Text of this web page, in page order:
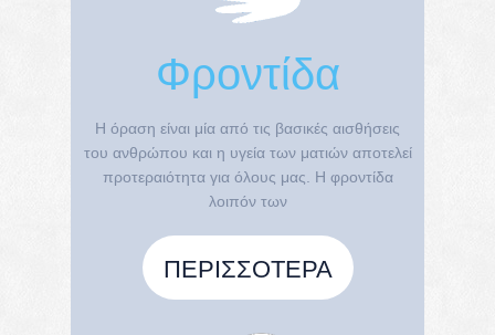
Φροντίδα
Η όραση είναι μία από τις βασικές αισθήσεις
του ανθρώπου και η υγεία των ματιών αποτελεί
προτεραιότητα για όλους μας. Η φροντίδα
λοιπόν των
ΠΕΡΙΣΣΌΤΕΡΑ